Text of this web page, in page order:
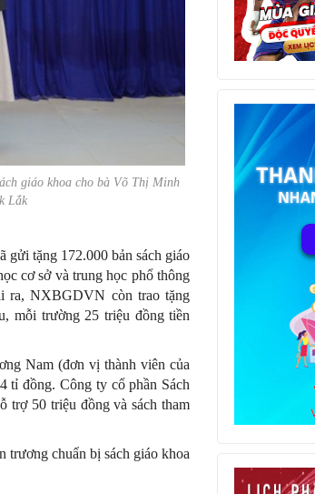
giáo khoa cho bà Võ Thị Minh
Lắk
tặng 172.000 bản sách giáo
cơ sở và trung học phổ thông
ra, NXBGDVN còn trao tặng
mỗi trường 25 triệu đồng tiền
Nam (đơn vị thành viên của
tỉ đồng. Công ty cổ phần Sách
50 triệu đồng và sách tham
chuẩn bị sách giáo khoa